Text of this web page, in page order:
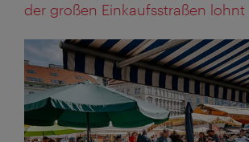
der großen Einkaufsstraßen lohnt